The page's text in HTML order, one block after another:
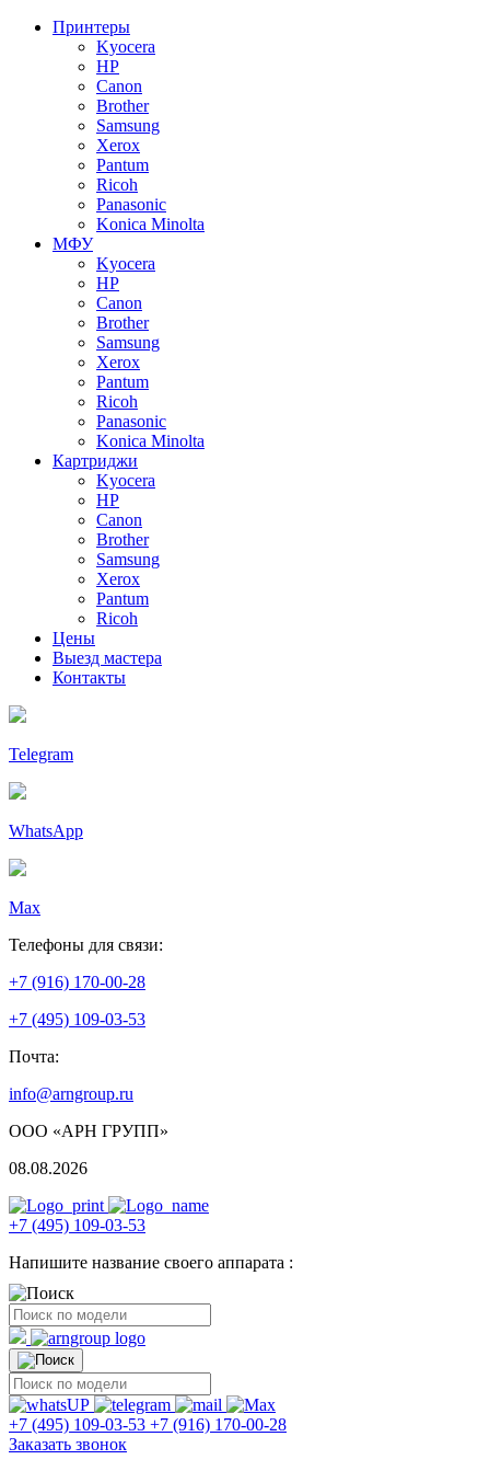
Принтеры
Kyocera
HP
Canon
Brother
Samsung
Xerox
Pantum
Ricoh
Panasonic
Konica Minolta
МФУ
Kyocera
HP
Canon
Brother
Samsung
Xerox
Pantum
Ricoh
Panasonic
Konica Minolta
Картриджи
Kyocera
HP
Canon
Brother
Samsung
Xerox
Pantum
Ricoh
Цены
Выезд мастера
Контакты
Telegram
WhatsApp
Max
Телефоны для связи:
+7 (916) 170-00-28
+7 (495) 109-03-53
Почта:
info@arngroup.ru
ООО «АРН ГРУПП»
08.08.2026
+7 (495) 109-03-53
Напишите название своего аппарата :
+7 (495) 109-03-53 +7 (916) 170-00-28
Заказать звонок